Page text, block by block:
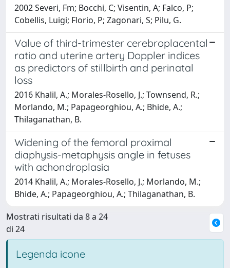
2002 Severi, Fm; Bocchi, C; Visentin, A; Falco, P;
Cobellis, Luigi; Florio, P; Zagonari, S; Pilu, G.
Value of third-trimester cerebroplacental
ratio and uterine artery Doppler indices
as predictors of stillbirth and perinatal
loss
2016 Khalil, A.; Morales-Rosello, J.; Townsend, R.;
Morlando, M.; Papageorghiou, A.; Bhide, A.;
Thilaganathan, B.
Widening of the femoral proximal
diaphysis-metaphysis angle in fetuses
with achondroplasia
2014 Khalil, A.; Morales-Rosello, J.; Morlando, M.;
Bhide, A.; Papageorghiou, A.; Thilaganathan, B.
Mostrati risultati da 8 a 24
di 24
Legenda icone